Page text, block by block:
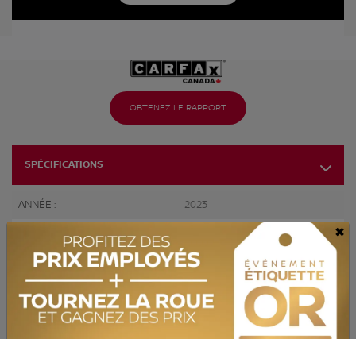
OBTENEZ LE RAPPORT
SPÉCIFICATIONS
ANNÉE : 2023
TRANSMISSION : Automatique
Traction avant
MOTEUR : 2.5L
×